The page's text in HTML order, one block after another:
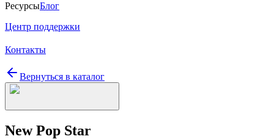
РесурсыБлог
Центр поддержки
Контакты
Вернуться в каталог
New Pop Star